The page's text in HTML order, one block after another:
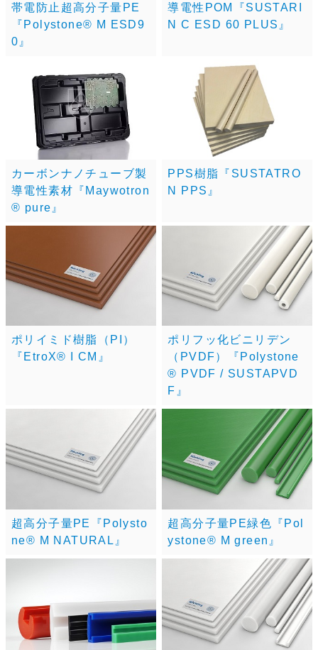
帯電防止超高分子量PE
『Polystone® M ESD9
0』
導電性POM『SUSTARI
N C ESD 60 PLUS』
カーボンナノチューブ製
導電性素材『Maywotron
® pure』
PPS樹脂『SUSTATRO
N PPS』
ポリイミド樹脂（PI）
『EtroX® I CM』
ポリフッ化ビニリデン
（PVDF）『Polystone
® PVDF / SUSTAPVD
F』
超高分子量PE『Polysto
ne® M NATURAL』
超高分子量PE緑色『Pol
ystone® M green』